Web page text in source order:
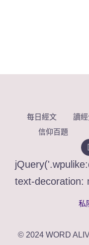
每日經文 讀
信仰百題
text-decoration:
私
© 2024 WORD